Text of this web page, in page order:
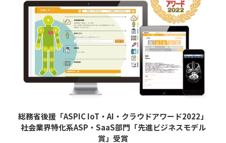
総務省後援「ASPIC IoT・AI・クラウドアワード2022」
社会業界特化系ASP・SaaS部門「先進ビジネスモデル
賞」受賞